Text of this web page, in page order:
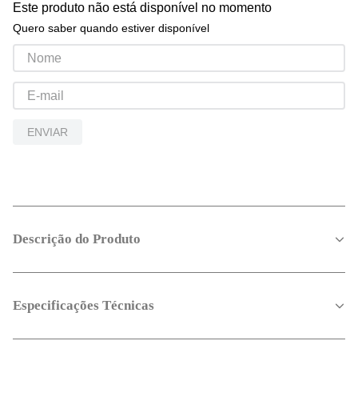
Este produto não está disponível no momento
Quero saber quando estiver disponível
ENVIAR
Descrição do Produto
Especificações Técnicas